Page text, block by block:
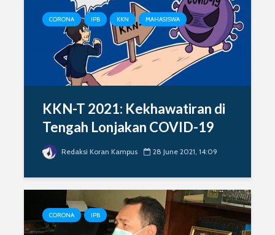
CORONA IPB KKN MAHASISWA
KKN-T 2021: Kekhawatiran di
Tengah Lonjakan COVID-19
Redaksi Koran Kampus 28 June 2021, 14:09
CORONA IPB